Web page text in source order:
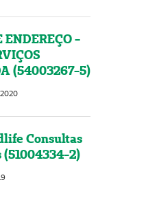
-
(54003267-5)
Consultas
2)